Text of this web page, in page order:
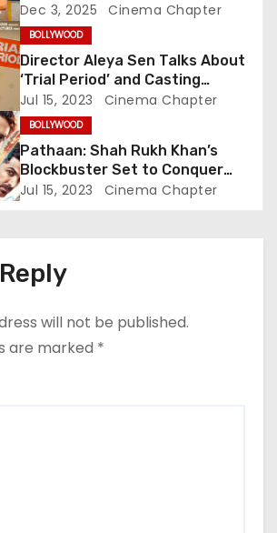
Dec 3, 2025 Cinema Chapter
BOLLYWOOD
Director Aleya Sen Talks About
‘Trial Period’ and Casting
Choices for the Unconventional
Family Drama Starring Genelia
Deshmukh
Jul 15, 2023 Cinema Chapter
BOLLYWOOD
Pathaan: Shah Rukh Khan’s
Blockbuster Set to Conquer
Japanese Box Office, Aiming to
Jul 15, 2023 Cinema Chapter
will not be published.
are marked *